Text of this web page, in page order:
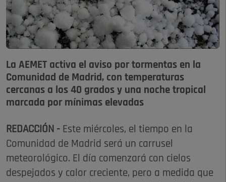
La AEMET activa el aviso por tormentas en la
Comunidad de Madrid, con temperaturas
cercanas a los 40 grados y una noche tropical
marcada por mínimas elevadas
REDACCIÓN - Este miércoles, el tiempo en la
Comunidad de Madrid será un carrusel
meteorológico. El día comenzará con cielos
despejados y calor creciente, pero a medida que